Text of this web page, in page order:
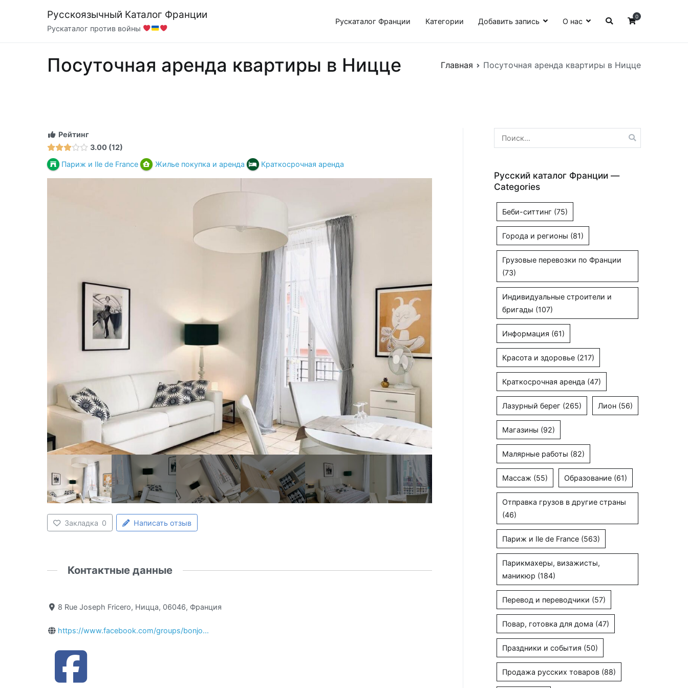
содержимому
Русскоязычный Каталог Франции
Рускаталог против войны
Рускаталог Франции Категории Добавить запись О нас
0
Посуточная аренда квартиры в Ницце Главная Посуточная аренда квартиры в Ницце
Рейтинг
3.00 12
Париж и Ile de France
Жилье покупка и аренда Краткосрочная аренда
Закладка 0 Написать отзыв
Контактные данные
8 Rue Joseph Fricero, Ницца, 06046, Франция
https://www.facebook.com/groups/bonjo...
Найти:
Русский каталог Франции —
Categories
Беби-ситтинг (75)
Города и регионы (81)
Грузовые перевозки по Франции
(73)
Индивидуальные строители и
бригады (107)
Информация (61)
Красота и здоровье (217)
Краткосрочная аренда (47)
Лазурный берег (265) Лион (56)
Магазины (92)
Малярные работы (82)
Массаж (55) Образование (61)
Отправка грузов в другие страны
(46)
Париж и Ile de France (563)
Парикмахеры, визажисты,
маникюр (184)
Перевод и переводчики (57)
Повар, готовка для дома (47)
Праздники и события (50)
Продажа русских товаров (88)